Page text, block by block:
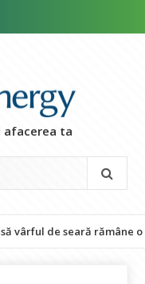
afacerea ta
de seară rămâne o